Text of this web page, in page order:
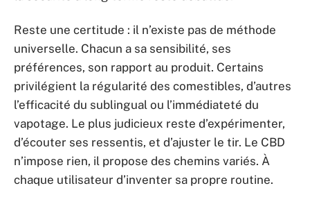
Reste une certitude : il n’existe pas de méthode
universelle. Chacun a sa sensibilité, ses
préférences, son rapport au produit. Certains
privilégient la régularité des comestibles, d’autres
l’efficacité du sublingual ou l’immédiateté du
vapotage. Le plus judicieux reste d’expérimenter,
d’écouter ses ressentis, et d’ajuster le tir. Le CBD
n’impose rien, il propose des chemins variés. À
chaque utilisateur d’inventer sa propre routine.